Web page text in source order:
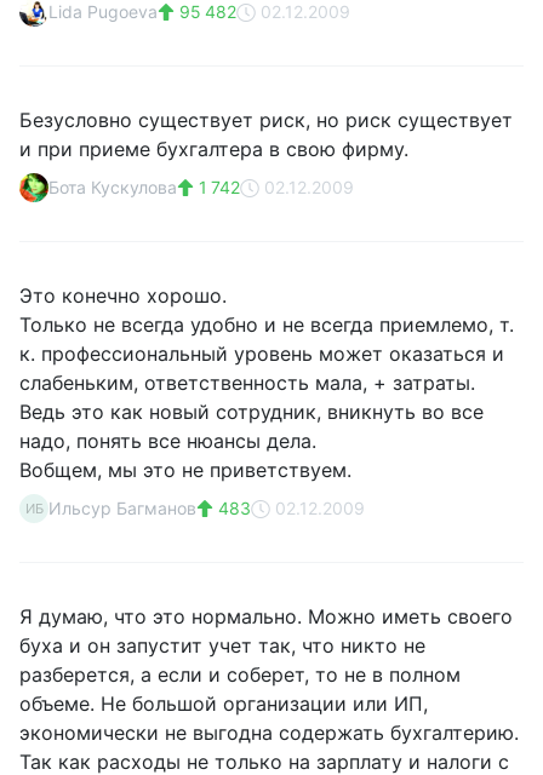
Lida Pugoeva 95 482 02.12.2009
Безусловно существует риск, но риск существует
и при приеме бухгалтера в свою фирму.
Бота Кускулова 1 742 02.12.2009
Это конечно хорошо.
Только не всегда удобно и не всегда приемлемо, т.
к. профессиональный уровень может оказаться и
слабеньким, ответственность мала, + затраты.
Ведь это как новый сотрудник, вникнуть во все
надо, понять все нюансы дела.
Вобщем, мы это не приветствуем.
ИБ Ильсур Багманов 483 02.12.2009
Я думаю, что это нормально. Можно иметь своего
буха и он запустит учет так, что никто не
разберется, а если и соберет, то не в полном
объеме. Не большой организации или ИП,
экономически не выгодна содержать бухгалтерию.
Так как расходы не только на зарплату и налоги с